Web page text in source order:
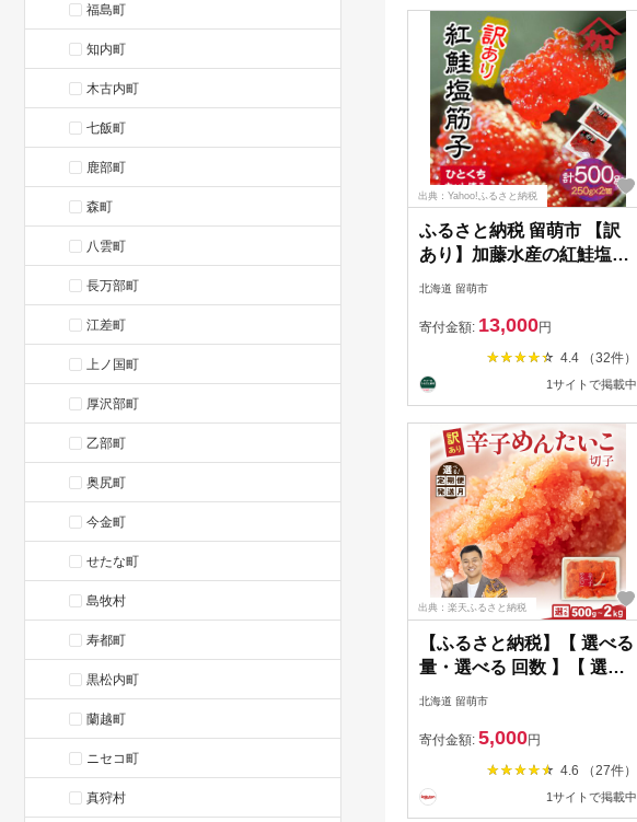
福島町
知内町
木古内町
七飯町
鹿部町
森町
八雲町
長万部町
江差町
上ノ国町
厚沢部町
乙部町
奥尻町
今金町
せたな町
島牧村
寿都町
黒松内町
蘭越町
ニセコ町
真狩村
出典：Yahoo!ふるさと納税
ふるさと納税 留萌市 【訳
あり】加藤水産の紅鮭塩筋
子 500g(250g×2個入れ)
北海道 留萌市
寄付金額: 13,000円
4.4 （32件）
1サイトで掲載中
出典：楽天ふるさと納税
【ふるさと納税】【 選べる
量・選べる 回数 】【 選べ
る配送月 / 500g 】訳あり
1.5 kg / 2 kg バラ子 切れ子
ひとくち サイズ 不揃い ご
はんのお供 たらこ タラコ
おかず パスタ 珍味 海産物
北海道 留萌市
寄付金額: 5,000円
4.6 （27件）
1サイトで掲載中